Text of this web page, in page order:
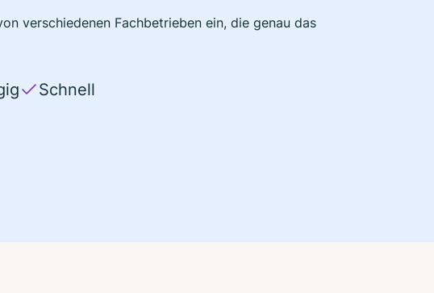
verschiedenen Fachbetrieben ein, die genau das
Schnell